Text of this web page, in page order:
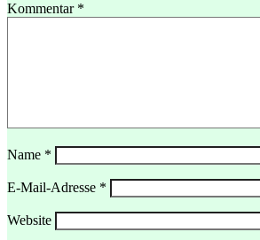
Kommentar *
Name *
E-Mail-Adresse *
Website